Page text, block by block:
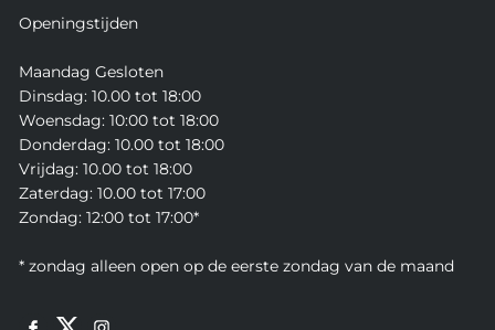
Openingstijden
Maandag Gesloten
Dinsdag: 10.00 tot 18:00
Woensdag: 10:00 tot 18:00
Donderdag: 10.00 tot 18:00
Vrijdag: 10.00 tot 18:00
Zaterdag: 10.00 tot 17:00
Zondag: 12:00 tot 17:00*
* zondag alleen open op de eerste zondag van de maand